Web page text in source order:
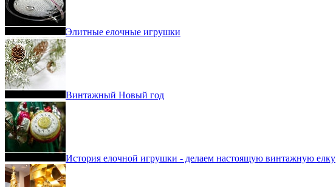
Элитные елочные игрушки
Винтажный Новый год
История елочной игрушки - делаем настоящую винтажную елку